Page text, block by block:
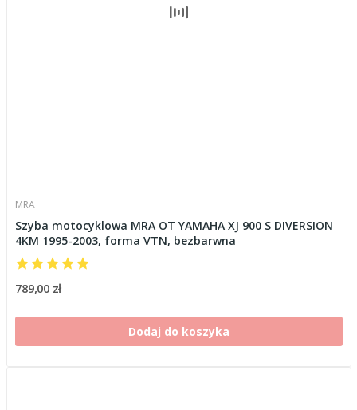
MRA
Szyba motocyklowa MRA OT YAMAHA XJ 900 S DIVERSION
4KM 1995-2003, forma VTN, bezbarwna
789,00 zł
Dodaj do koszyka